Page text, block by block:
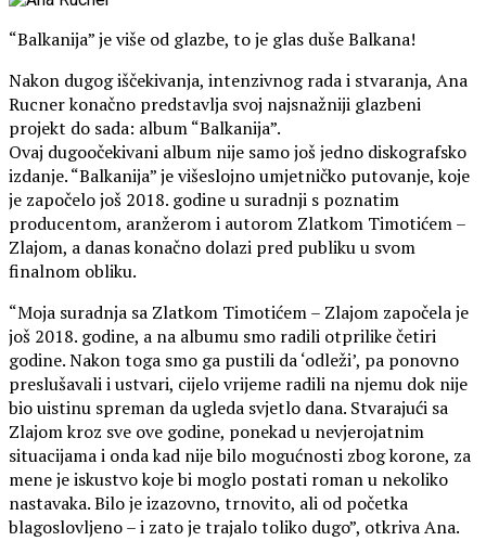
“Balkanija” je više od glazbe, to je glas duše Balkana!
Nakon dugog iščekivanja, intenzivnog rada i stvaranja, Ana
Rucner konačno predstavlja svoj najsnažniji glazbeni
projekt do sada: album “Balkanija”.
Ovaj dugoočekivani album nije samo još jedno diskografsko
izdanje. “Balkanija” je višeslojno umjetničko putovanje, koje
je započelo još 2018. godine u suradnji s poznatim
producentom, aranžerom i autorom Zlatkom Timotićem –
Zlajom, a danas konačno dolazi pred publiku u svom
finalnom obliku.
“Moja suradnja sa Zlatkom Timotićem – Zlajom započela je
još 2018. godine, a na albumu smo radili otprilike četiri
godine. Nakon toga smo ga pustili da ‘odleži’, pa ponovno
preslušavali i ustvari, cijelo vrijeme radili na njemu dok nije
bio uistinu spreman da ugleda svjetlo dana. Stvarajući sa
Zlajom kroz sve ove godine, ponekad u nevjerojatnim
situacijama i onda kad nije bilo mogućnosti zbog korone, za
mene je iskustvo koje bi moglo postati roman u nekoliko
nastavaka. Bilo je izazovno, trnovito, ali od početka
blagoslovljeno – i zato je trajalo toliko dugo”, otkriva Ana.